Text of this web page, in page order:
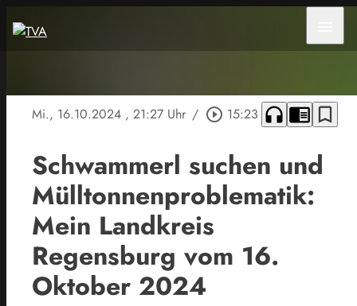
Mi., 16.10.2024 , 21:27 Uhr / play_circle_outline 15:23 headphones chrome_reader_mode bookmark_border
Schwammerl suchen und
Mülltonnenproblematik:
Mein Landkreis
Regensburg vom 16.
Oktober 2024